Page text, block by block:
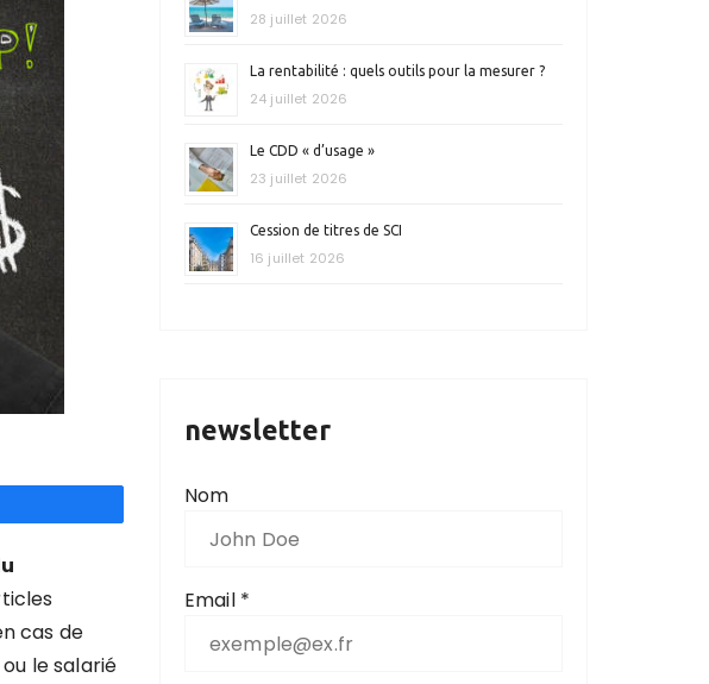
cas de
le salarié
28 juillet 2026
La rentabilité : quels outils pour la mesurer ?
24 juillet 2026
Le CDD « d’usage »
23 juillet 2026
Cession de titres de SCI
16 juillet 2026
newsletter
Nom
Email *